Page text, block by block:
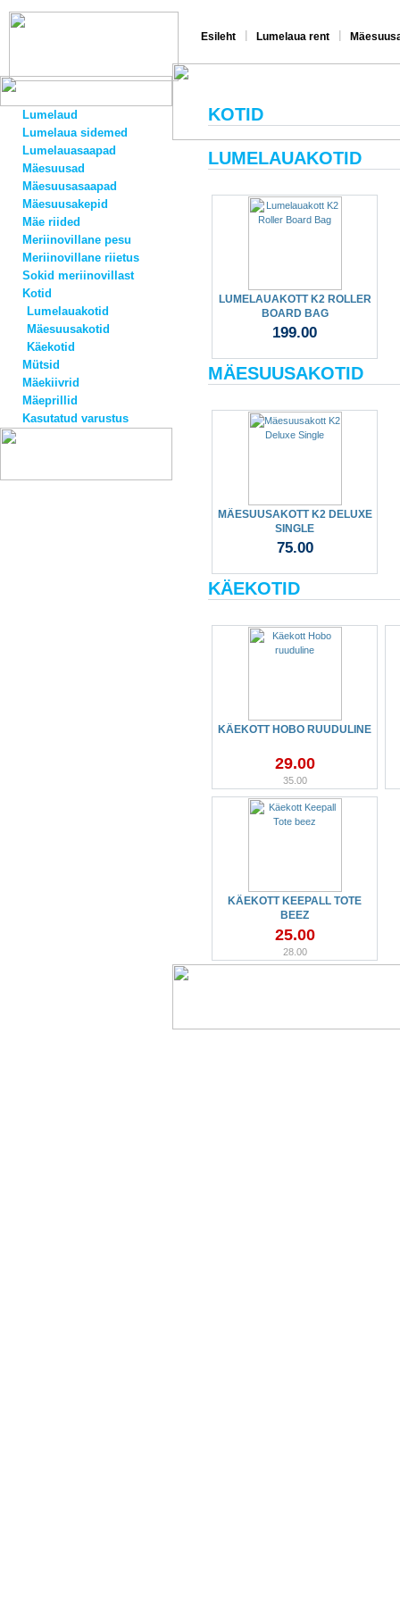
Esileht Lumelaua rent
Lumelaud
Lumelaua sidemed
Lumelauasaapad
Mäesuusad
Mäesuusasaapad
Mäesuusakepid
Mäe riided
Meriinovillane pesu
Meriinovillane riietus
Sokid meriinovillast
Kotid
Lumelauakotid
Mäesuusakotid
Käekotid
Mütsid
Mäekiivrid
Mäeprillid
Kasutatud varustus
KOTID
LUMELAUAKOTID
LUMELAUAKOTT K2 ROLLER
BOARD BAG
199.00
MÄESUUSAKOTID
MÄESUUSAKOTT K2 DELUXE
SINGLE
75.00
KÄEKOTID
KÄEKOTT HOBO RUUDULINE
29.00
35.00
KÄEKOTT KEEPALL TOTE
BEEZ
25.00
28.00